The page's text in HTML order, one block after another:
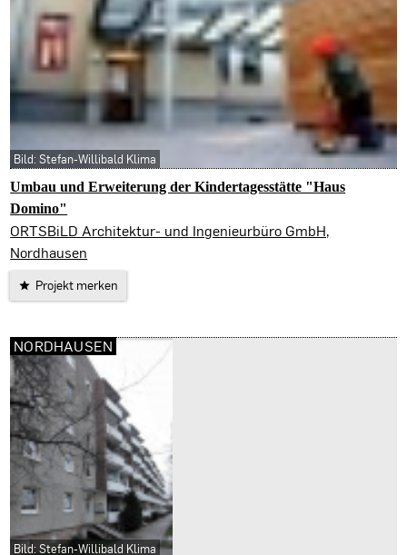
Umbau und Erweiterung der Kindertagesstätte "Haus
Domino"
Nordhausen
ORTSBiLD Architektur- und Ingenieurbüro GmbH,
Nordhausen
Projekt merken
Bild: Stefan-Willibald Klima
NORDHAUSEN
Bild: Stefan-Willibald Klima